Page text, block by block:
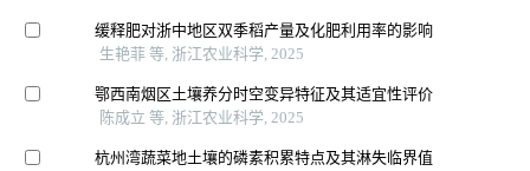
缓释肥对浙中地区双季稻产量及化肥利用率的影响
生艳菲 等, 浙江农业科学, 2025
鄂西南烟区土壤养分时空变异特征及其适宜性评价
陈成立 等, 浙江农业科学, 2025
杭州湾蔬菜地土壤的磷素积累特点及其淋失临界值